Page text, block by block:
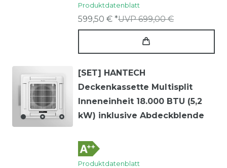
Produktdatenblatt
UVP 699,00 €
599,50 € *
[SET] HANTECH
Deckenkassette Multisplit
Inneneinheit 18.000 BTU (5,2
kW) inklusive Abdeckblende
Produktdatenblatt